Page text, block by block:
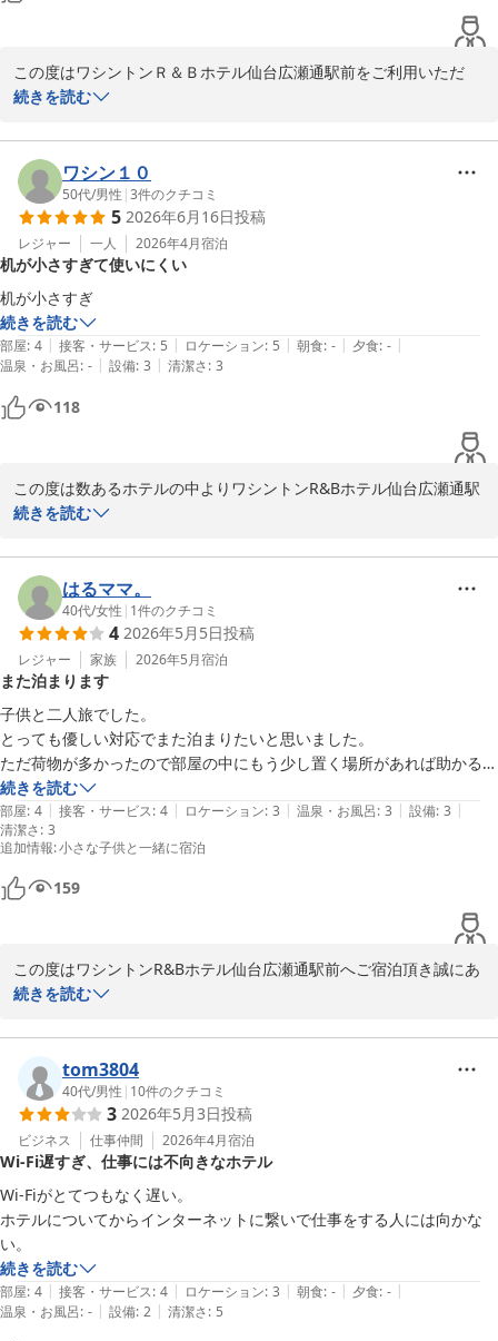
この度はワシントンＲ＆Ｂホテル仙台広瀬通駅前をご利用いただ
き、誠にありがとうございます。
当ホテルは地下鉄広瀬通駅東２番出口より徒歩約１分という立地に
あり、多くのお客様から利便性についてご好評をいただいておりま
す。
価格以上の価値を感じていただけたとのこと、大変嬉しく存じま
す。
今後もお客様に快適にお過ごしいただけるよう、サービスの向上に
努めてまいります。
また仙台へお越しの際は、ぜひ当ホテルをご利用ください。
またのお越しをスタッフ一同心よりお待ちしております。
ワシントンＲ＆Ｂホテル仙台広瀬通駅前
続きを読む
ワシン１０
50代/男性 |3件のクチコミ
5 2026年6月16日投稿
レジャー 一人 2026年4月宿泊
机が小さすぎて使いにくい
机が小さすぎ
続きを読む
部屋: 4 | 接客・サービス: 5 | ロケーション: 5 | 朝食: - | 夕食: - |
温泉・お風呂: - | 設備: 3 | 清潔さ: 3
118
この度は数あるホテルの中よりワシントンR&Bホテル仙台広瀬通駅
前にご宿泊頂き、誠にありがとうございます。
客室デスクが狭くご不便をお掛け致しました事、誠に申し訳ござい
ませんでした。
頂きましたご意見は今後の施設運営の参考とさせて頂きます。
この度はお忙しい中クチコミへご投稿頂き誠にありがとうございま
す。ご投稿者様のまたのご利用を従業員一同心よりお待ち申し上げ
ております。
フロント橋本
ワシントンＲ＆Ｂホテル仙台広瀬通駅前
2026-06-16
続きを読む
はるママ。
40代/女性 | 1件のクチコミ
4 2026年5月5日投稿
レジャー 家族 2026年5月宿泊
また泊まります
子供と二人旅でした。
とっても優しい対応でまた泊まりたいと思いました。
ただ荷物が多かったので部屋の中にもう少し置く場所があれば助かる
な…と感じました。
ありがとうございました。
続きを読む
部屋: 4 | 接客・サービス: 4 | ロケーション: 3 | 温泉・お風呂: 3 | 設備: 3 |
清潔さ: 3
追加情報:小さな子供と一緒に宿泊
159
この度はワシントンR&Bホテル仙台広瀬通駅前へご宿泊頂き誠にあ
りがとうございます。また泊まりたいというあたたかいお言葉を頂
協力出来ておりましたら幸いです。
また、お荷物のスペースつきましてご不便をお掛けし申し訳ござい
ません。折り畳み式の荷台を各お部屋にご用意いたしております
が、頂きましたご意見は今後の施設運営の参考とさせて頂きます。
この度はお忙しい中クチコミへご投稿頂き誠にありがとうございま
す。ご投稿者様のまたのご利用を従業員一同心よりお待ち申し上げ
ております。
フロント　鈴木
ワシントンＲ＆Ｂホテル仙台広瀬通駅前
2026-05-05
続きを読む
tom3804
40代/男性 | 10件のクチコミ
3 2026年5月3日投稿
ビジネス 仕事仲間 2026年4月宿泊
Wi-Fi遅すぎ、仕事には不向きなホテル
Wi-Fiがとてつもなく遅い。
ホテルについてからインターネットに繋いで仕事をする人には向かな
い。
続きを読む
部屋: 4 | 接客・サービス: 4 | ロケーション: 3 | 朝食: - | 夕食: - |
温泉・お風呂: - | 設備: 2 | 清潔さ: 5